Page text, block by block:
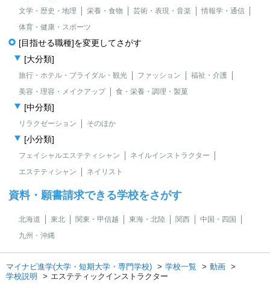
文学・歴史・地理 栄養・食物 芸術・表現・音楽
情報学・通信
体育・健康・スポーツ
[目指せる職種]を変更してさがす
[大分類]
旅行・ホテル・ブライダル・観光 ファッション
福祉・介護
美容・理容・メイクアップ
食・栄養・調理・製菓
[中分類]
リラクゼーション そのほか
[小分類]
フェイシャルエステティシャン
ネイルインストラクター
エステティシャン
ネイリスト
資料・願書請求できる学校をさがす
北海道 東北 関東・甲信越 東海・北陸 関西
中国・四国
九州・沖縄
マイナビ進学(大学・短期大学・専門学校) 学校一覧
動画
学校説明
エステティックインストラクター